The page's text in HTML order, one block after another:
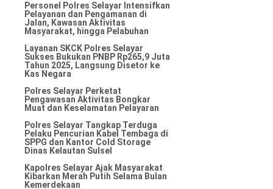
Personel Polres Selayar Intensifkan
Pelayanan dan Pengamanan di
Jalan, Kawasan Aktivitas
Masyarakat, hingga Pelabuhan
Layanan SKCK Polres Selayar
Sukses Bukukan PNBP Rp265,9 Juta
Tahun 2025, Langsung Disetor ke
Kas Negara
Polres Selayar Perketat
Pengawasan Aktivitas Bongkar
Muat dan Keselamatan Pelayaran
Polres Selayar Tangkap Terduga
Pelaku Pencurian Kabel Tembaga di
SPPG dan Kantor Cold Storage
Dinas Kelautan Sulsel
Kapolres Selayar Ajak Masyarakat
Kibarkan Merah Putih Selama Bulan
Kemerdekaan